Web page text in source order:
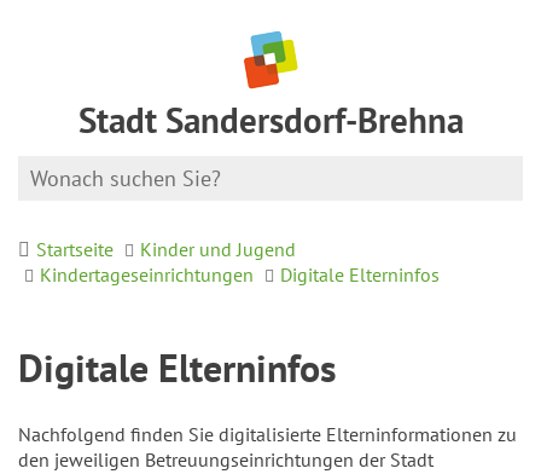
Stadt Sandersdorf-Brehna
Startseite
Kinder und Jugend
Kindertageseinrichtungen
Digitale Elterninfos
Digitale Elterninfos
Nachfolgend finden Sie digitalisierte Elterninformationen zu
den jeweiligen Betreuungseinrichtungen der Stadt